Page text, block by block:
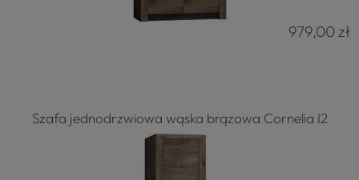
979,00 zł
Szafa jednodrzwiowa wąska brązowa Cornelia I2